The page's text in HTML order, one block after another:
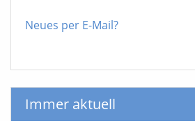
Neues per E-Mail?
Immer aktuell